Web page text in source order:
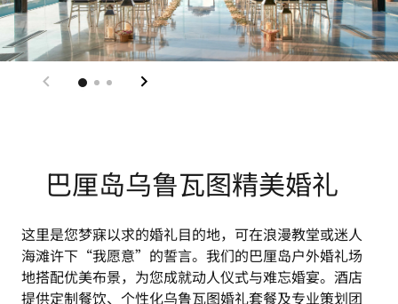
巴厘岛乌鲁瓦图精美婚礼
这里是您梦寐以求的婚礼目的地，可在浪漫教堂或迷人
海滩许下“我愿意”的誓言。我们的巴厘岛户外婚礼场
地搭配优美布景，为您成就动人仪式与难忘婚宴。酒店
提供定制餐饮、个性化乌鲁瓦图婚礼套餐及专业策划团